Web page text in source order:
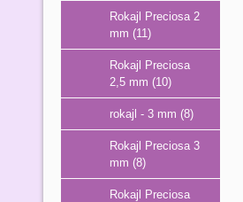
Rokajl Preciosa 2
mm (11)
Rokajl Preciosa
2,5 mm (10)
rokajl - 3 mm (8)
Rokajl Preciosa 3
mm (8)
Rokajl Preciosa